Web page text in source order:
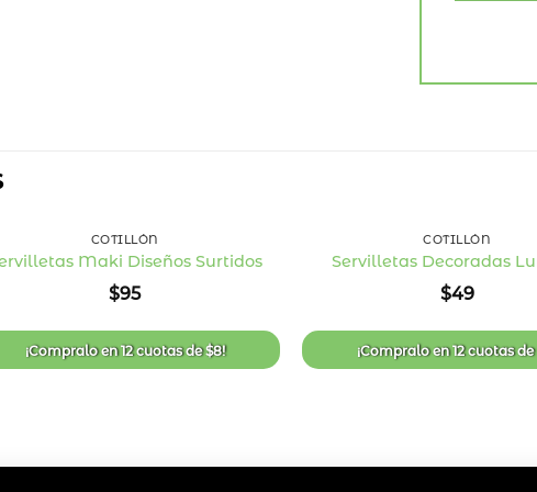
de
deseos
COTILLÓN
Maki Diseños Surtidos
$95
¡Compralo en12 cuotasde$8!
COTILLÓN
Servilletas Decoradas
$49
¡Compralo en12 cuotasde